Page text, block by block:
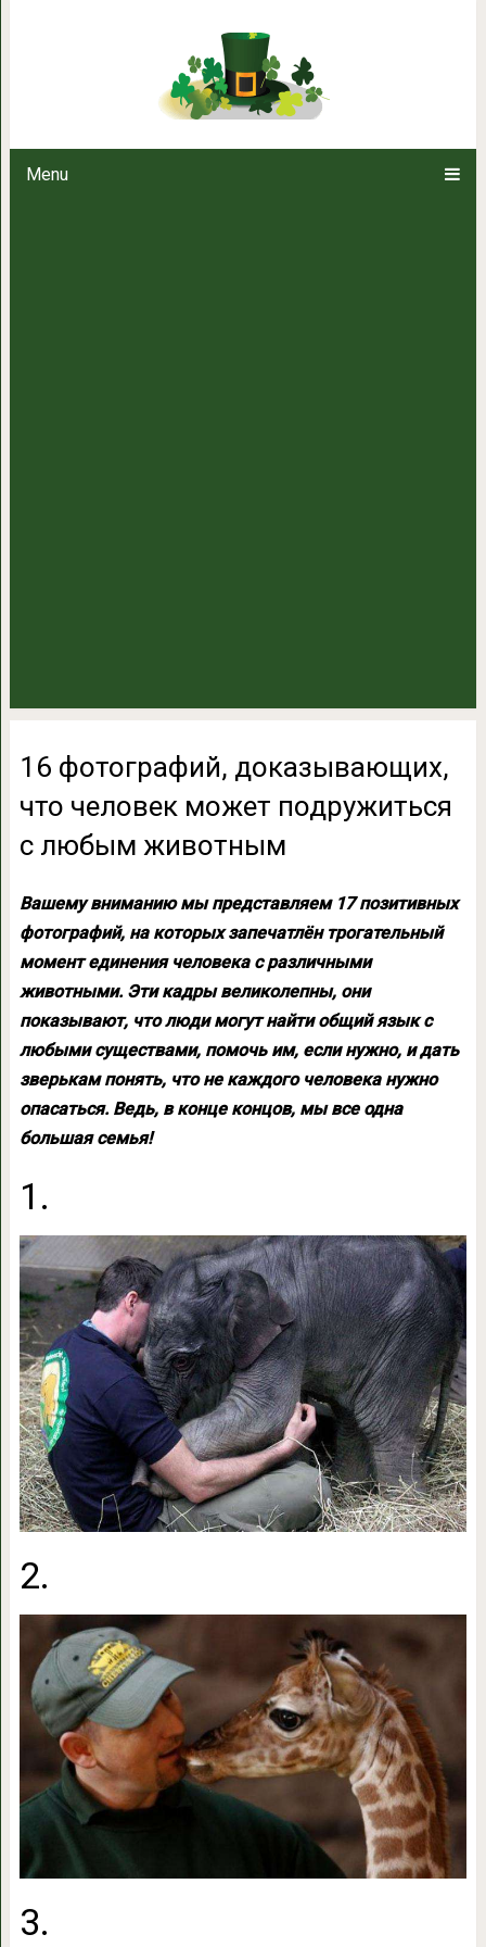
Menu
16 фотографий,
подружиться с
16 фотографий, доказывающих,
что человек может подружиться
с любым животным
Вашему вниманию мы представляем 17 позитивных
фотографий, на которых запечатлён трогательный
момент единения человека с различными
животными. Эти кадры великолепны, они
показывают, что люди могут найти общий язык с
любыми существами, помочь им, если нужно, и дать
зверькам понять, что не каждого человека нужно
опасаться. Ведь, в конце концов, мы все одна
большая семья!
1.
2.
3.